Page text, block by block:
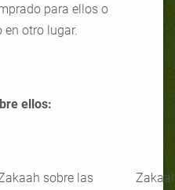
para ellos o
otro lugar.
ellos:
sobre las